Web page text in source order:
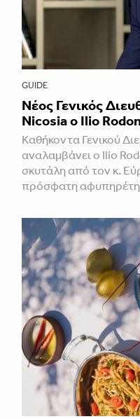
GUIDE
Νέος Γενικός
Nicosia ο Ilio
Καθήκοντα Γενικού
αναλαμβάνει ο Ilio
σκυτάλη από τον κ.
πρόσφατη